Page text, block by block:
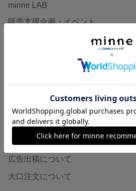
minne LAB
販売支援企画・イベント
minneとものづくりと
minneの本
企業の方へ
広告出稿について
大口注文について